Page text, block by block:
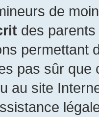
de
des parents
permettant
pas sûr
au site